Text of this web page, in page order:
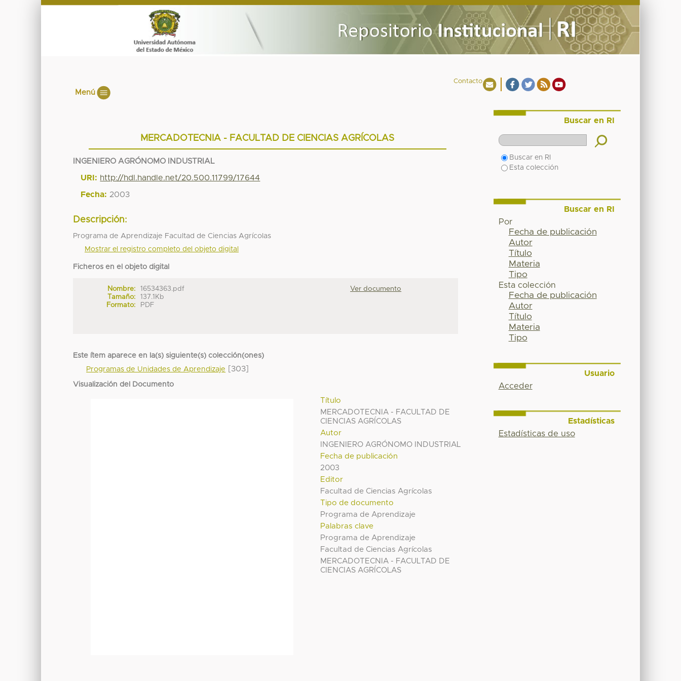
Contacto
Menú
MERCADOTECNIA - FACULTAD DE CIENCIAS AGRÍCOLAS
INGENIERO AGRÓNOMO INDUSTRIAL
URI: http://hdl.handle.net/20.500.11799/17644
Fecha: 2003
Descripción:
Programa de Aprendizaje Facultad de Ciencias Agrícolas
Mostrar el registro completo del objeto digital
Ficheros en el objeto digital
Nombre:
16534363.pdf
Tamaño:
137.1Kb
Formato:
PDF
Ver documento
Este ítem aparece en la(s) siguiente(s) colección(ones)
Programas de Unidades de Aprendizaje
[303]
Visualización del Documento
Título
MERCADOTECNIA - FACULTAD DE
CIENCIAS AGRÍCOLAS
Autor
INGENIERO AGRÓNOMO INDUSTRIAL
Fecha de publicación
2003
Editor
Facultad de Ciencias Agrícolas
Tipo de documento
Programa de Aprendizaje
Palabras clave
Programa de Aprendizaje
Facultad de Ciencias Agrícolas
MERCADOTECNIA - FACULTAD DE
CIENCIAS AGRÍCOLAS
Buscar en RI
Buscar en RI
Esta colección
Buscar en RI
Por
Fecha de publicación
Autor
Título
Materia
Tipo
Esta colección
Fecha de publicación
Autor
Título
Materia
Tipo
Usuario
Acceder
Estadísticas
Estadísticas de uso